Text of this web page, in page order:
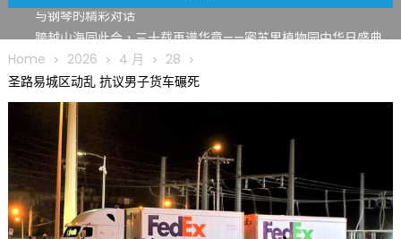
跨越山海同此会，三十载再谱华章——密苏里植物园中华日盛典
圣路易龙舟俱乐部5月16日龙舟体验日 邀请各界亲身体验划行乐
趣 + 水上竞速魅力
三十二载跨越时空的相逢
执掌密苏里植物园近四十年 致力推动全球植物多样性研究与中美
合作 Peter Raven 博士逝世 享年89岁
一晃三十年，初夏又相逢。中华日，等你来赴约 —— 密苏里植物
园“中华日三十周年特别报道（五）
筝声与琴韵交汇：刘励(Li Statler)与钢琴家Darek演绎一场古筝
Home 2026 4 月
28
圣路易城区动乱 抗议男子货车碾死